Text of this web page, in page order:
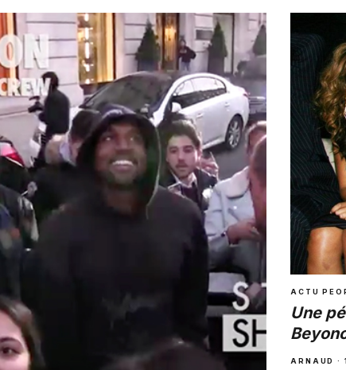
ACTU
Une
ARNAUD ·